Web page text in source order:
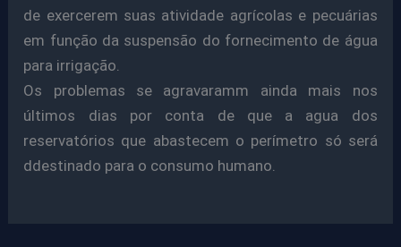
de exercerem suas atividade agrícolas e pecuárias
em função da suspensão do fornecimento de água
para irrigação.
Os problemas se agravaramm ainda mais nos
últimos dias por conta de que a agua dos
reservatórios que abastecem o perímetro só será
ddestinado para o consumo humano.